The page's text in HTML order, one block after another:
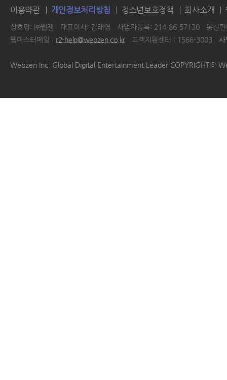
이용약관 개인정보처리방침 청소년보호정책 회사소개
상호명: ㈜웹젠 대표이사: 김태영 사업자등록: 214-86-57130
통신
웹마스터메일 : r2-help@webzen.co.kr 고객지원센터 : 1566-3003
Webzen Inc. Global Digital Entertainment Leader COPYRIGHTⓒ